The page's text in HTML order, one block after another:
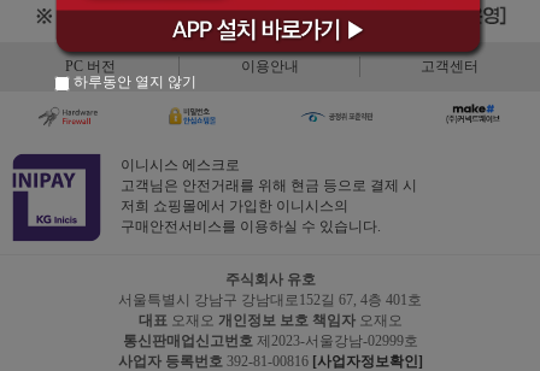
PC 버전 이용안내 고객센터
이니시스 에스크로
고객님은 안전거래를 위해 현금 등으로 결제 시
저희 쇼핑몰에서 가입한 이니시스의
구매안전서비스를 이용하실 수 있습니다.
주식회사 유호
서울특별시 강남구 강남대로152길 67, 4층 401호
대표오재오 개인정보 보호 책임자오재오
통신판매업신고번호제2023-서울강남-02999호
사업자 등록번호392-81-00816 [사업자정보확인]
하루동안 열지 않기